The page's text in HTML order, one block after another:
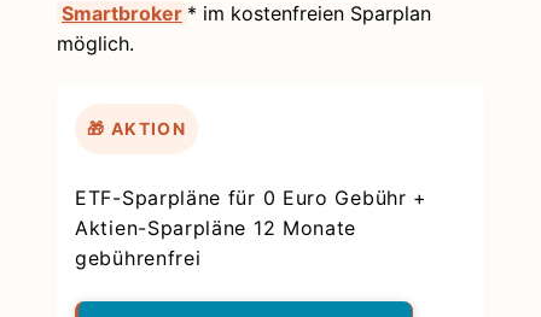
Smartbroker * im kostenfreien Sparplan
möglich.
🎁 AKTION
ETF-Sparpläne für 0 Euro Gebühr +
Aktien-Sparpläne 12 Monate
gebührenfrei